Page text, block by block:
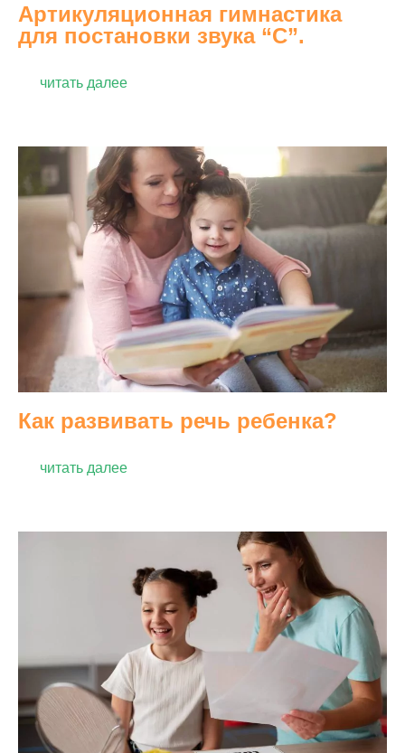
Артикуляционная гимнастика
для постановки звука “С”.
читать далее
Как развивать речь ребенка?
читать далее